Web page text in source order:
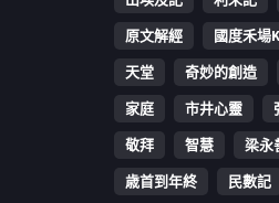
原文解經
國度禾場
天堂
奇妙的創造
家庭
市井心靈
敬拜
智慧
梁永
歳首到年終
民數記